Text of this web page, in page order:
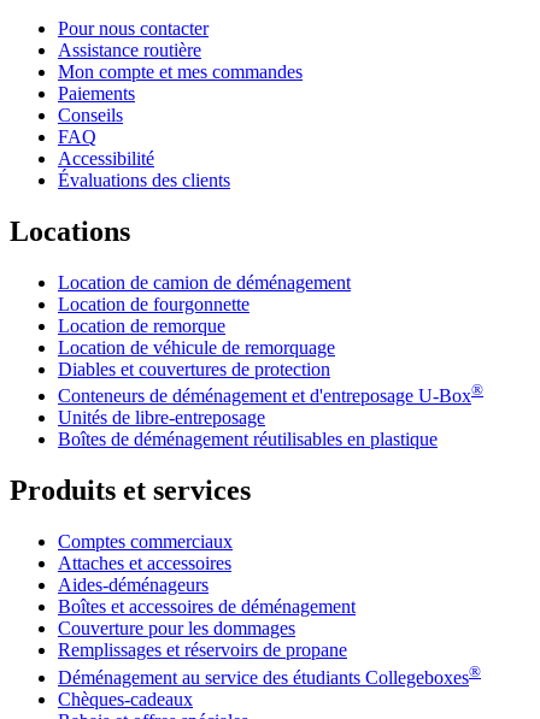
Pour nous contacter
Assistance routière
Mon compte et mes commandes
Paiements
Conseils
FAQ
Accessibilité
Évaluations des clients
Locations
Location de camion de déménagement
Location de fourgonnette
Location de remorque
Location de véhicule de remorquage
Diables et couvertures de protection
Conteneurs de déménagement et d'entreposage U-Box®
Unités de libre-entreposage
Boîtes de déménagement réutilisables en plastique
Produits et services
Comptes commerciaux
Attaches et accessoires
Aides-déménageurs
Boîtes et accessoires de déménagement
Couverture pour les dommages
Remplissages et réservoirs de propane
Déménagement au service des étudiants Collegeboxes®
Chèques-cadeaux